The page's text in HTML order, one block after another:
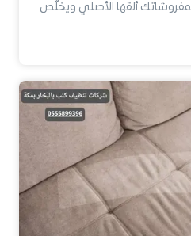
ألقها الأصلي ويخلّص